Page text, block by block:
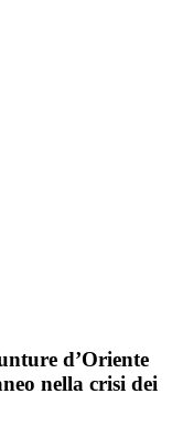
d’Oriente
nella crisi dei